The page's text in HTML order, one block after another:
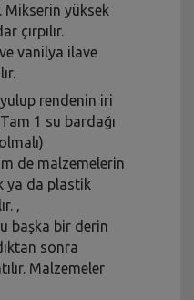
Mikserin yüksek
çırpılır.
vanilya ilave
rendenin iri
1 su bardağı
de malzemelerin
ya da plastik
,
başka bir derin
sonra
Malzemeler